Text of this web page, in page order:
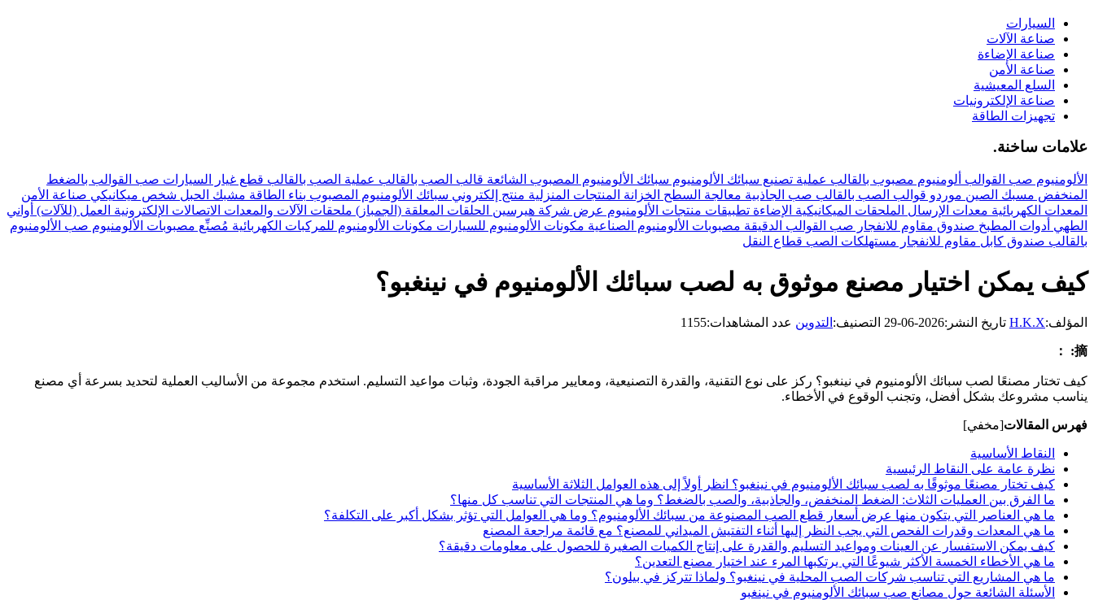
السيارات
صناعة الآلات
صناعة الإضاءة
صناعة الأمن
السلع المعيشية
صناعة الإلكترونيات
تجهيزات الطاقة
علامات ساخنة.
الألومنيوم صب القوالب ألومنيوم مصبوب بالقالب عملية تصنيع سبائك الألومنيوم سبائك الألومنيوم المصبوب الشائعة قالب الصب بالقالب عملية الصب بالقالب قطع غيار السيارات صب القوالب بالضغط
المنخفض مسبك الصين موردو قوالب الصب بالقالب صب الجاذبية معالجة السطح الخزانة المنتجات المنزلية منتج إلكتروني سبائك الألومنيوم المصبوب بناء الطاقة مشبك الحبل شخص ميكانيكي صناعة الأمن
المعدات الكهربائية معدات الإرسال الملحقات الميكانيكية الإضاءة تطبيقات منتجات الألومنيوم عرض شركة هيرسين الحلقات المعلقة (الجمباز) ملحقات الآلات والمعدات الاتصالات الإلكترونية العمل (للآلات) أواني
الطهي أدوات المطبخ صندوق مقاوم للانفجار صب القوالب الدقيقة مصبوبات الألومنيوم الصناعية مكونات الألومنيوم للسيارات مكونات الألومنيوم للمركبات الكهربائية مُصنِّع مصبوبات الألومنيوم صب الألومنيوم
بالقالب صندوق كابل مقاوم للانفجار مستهلكات الصب قطاع النقل
كيف يمكن اختيار مصنع موثوق به لصب سبائك الألومنيوم في نينغبو؟
المؤلف:H.K.X تاريخ النشر:2026-06-29 التصنيف: التدوين عدد المشاهدات:1155
摘: ：
كيف تختار مصنعًا لصب سبائك الألومنيوم في نينغبو؟ ركز على نوع التقنية، والقدرة التصنيعية، ومعايير مراقبة الجودة، وثبات مواعيد التسليم. استخدم مجموعة من الأساليب العملية لتحديد بسرعة أي مصنع
يناسب مشروعك بشكل أفضل، وتجنب الوقوع في الأخطاء.
فهرس المقالات[مخفي]
النقاط الأساسية
نظرة عامة على النقاط الرئيسية
كيف تختار مصنعًا موثوقًا به لصب سبائك الألومنيوم في نينغبو؟ انظر أولاً إلى هذه العوامل الثلاثة الأساسية
ما الفرق بين العمليات الثلاث: الضغط المنخفض، والجاذبية، والصب بالضغط؟ وما هي المنتجات التي تناسب كل منها؟
ما هي العناصر التي يتكون منها عرض أسعار قطع الصب المصنوعة من سبائك الألومنيوم؟ وما هي العوامل التي تؤثر بشكل أكبر على التكلفة؟
ما هي المعدات وقدرات الفحص التي يجب النظر إليها أثناء التفتيش الميداني للمصنع؟ مع قائمة مراجعة المصنع
كيف يمكن الاستفسار عن العينات ومواعيد التسليم والقدرة على إنتاج الكميات الصغيرة للحصول على معلومات دقيقة؟
ما هي الأخطاء الخمسة الأكثر شيوعًا التي يرتكبها المرء عند اختيار مصنع التعدين؟
ما هي المشاريع التي تناسب شركات الصب المحلية في نينغبو؟ ولماذا تتركز في بيلون؟
الأسئلة الشائعة حول مصانع صب سبائك الألومنيوم في نينغبو